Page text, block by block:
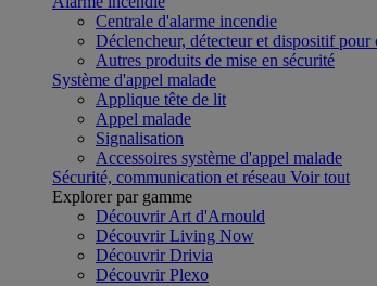
Centrale d'alarme incendie
Déclencheur, détecteur et dispositif pour
Autres produits de mise en sécurité
Système d'appel malade
Applique tête de lit
Appel malade
Signalisation
Accessoires système d'appel malade
Sécurité, communication et réseau Voir tout
Explorer par gamme
Découvrir Art d'Arnould
Découvrir Living Now
Découvrir Drivia
Découvrir Plexo